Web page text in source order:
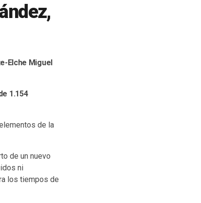
Elche Miguel
1.154
de la
de un nuevo
ni
los tiempos de